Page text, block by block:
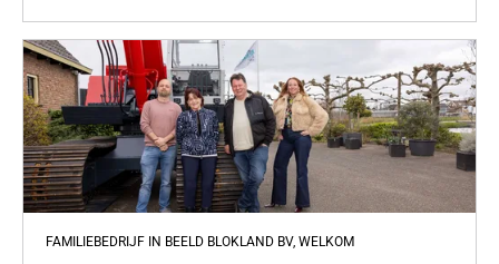
FAMILIEBEDRIJF IN BEELD BLOKLAND BV, WELKOM